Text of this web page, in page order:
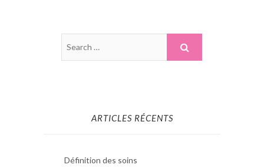
ARTICLES RÉCENTS
Définition des soins